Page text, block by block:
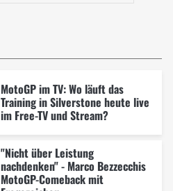
MotoGP im TV: Wo läuft das
Training in Silverstone heute live
im Free-TV und Stream?
"Nicht über Leistung
nachdenken" - Marco Bezzecchis
MotoGP-Comeback mit